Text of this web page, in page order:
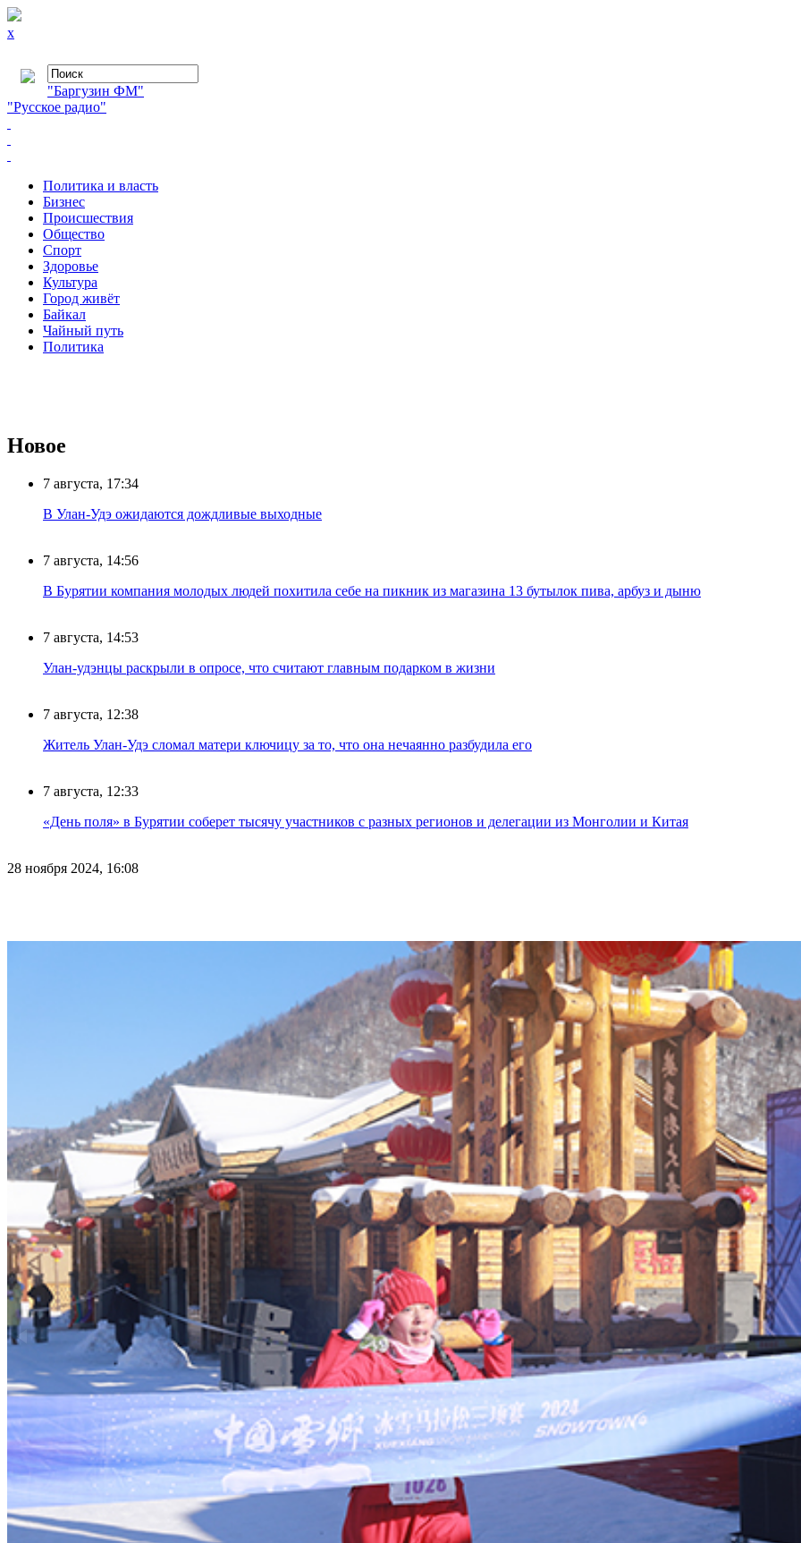
x
"Баргузин ФМ"
"Русское радио"
Политика и власть
Бизнес
Происшествия
Общество
Cпорт
Здоровье
Культура
Город живёт
Байкал
Чайный путь
Политика
Новое
7 августа, 17:34
В Улан-Удэ ожидаются дождливые выходные
7 августа, 14:56
В Бурятии компания молодых людей похитила себе на пикник из магазина 13 бутылок пива, арбуз и дыню
7 августа, 14:53
Улан-удэнцы раскрыли в опросе, что считают главным подарком в жизни
7 августа, 12:38
Житель Улан-Удэ сломал матери ключицу за то, что она нечаянно разбудила его
7 августа, 12:33
«День поля» в Бурятии соберет тысячу участников с разных регионов и делегации из Монголии и Китая
28 ноября 2024, 16:08